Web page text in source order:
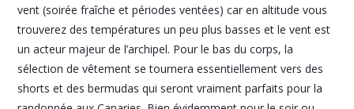
vent (soirée fraîche et périodes ventées) car en altitude vous
trouverez des températures un peu plus basses et le vent est
un acteur majeur de l’archipel. Pour le bas du corps, la
sélection de vêtement se tournera essentiellement vers des
shorts et des bermudas qui seront vraiment parfaits pour la